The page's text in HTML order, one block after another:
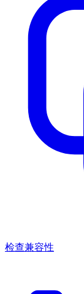
检查兼容性